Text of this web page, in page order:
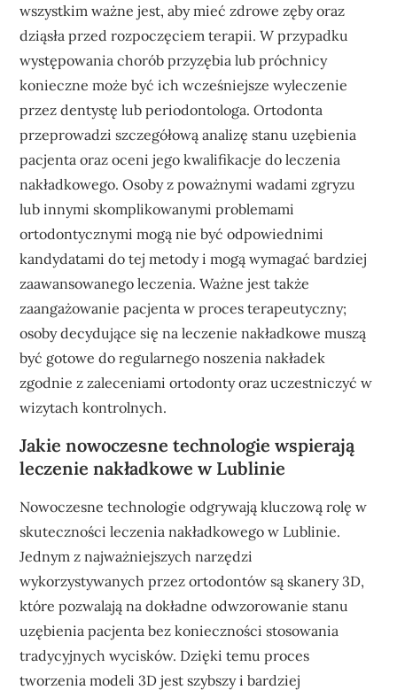
wszystkim ważne jest, aby mieć zdrowe zęby oraz
dziąsła przed rozpoczęciem terapii. W przypadku
występowania chorób przyzębia lub próchnicy
konieczne może być ich wcześniejsze wyleczenie
przez dentystę lub periodontologa. Ortodonta
przeprowadzi szczegółową analizę stanu uzębienia
pacjenta oraz oceni jego kwalifikacje do leczenia
nakładkowego. Osoby z poważnymi wadami zgryzu
lub innymi skomplikowanymi problemami
ortodontycznymi mogą nie być odpowiednimi
kandydatami do tej metody i mogą wymagać bardziej
zaawansowanego leczenia. Ważne jest także
zaangażowanie pacjenta w proces terapeutyczny;
osoby decydujące się na leczenie nakładkowe muszą
być gotowe do regularnego noszenia nakładek
zgodnie z zaleceniami ortodonty oraz uczestniczyć w
wizytach kontrolnych.
Jakie nowoczesne technologie wspierają
leczenie nakładkowe w Lublinie
Nowoczesne technologie odgrywają kluczową rolę w
skuteczności leczenia nakładkowego w Lublinie.
Jednym z najważniejszych narzędzi
wykorzystywanych przez ortodontów są skanery 3D,
które pozwalają na dokładne odwzorowanie stanu
uzębienia pacjenta bez konieczności stosowania
tradycyjnych wycisków. Dzięki temu proces
tworzenia modeli 3D jest szybszy i bardziej